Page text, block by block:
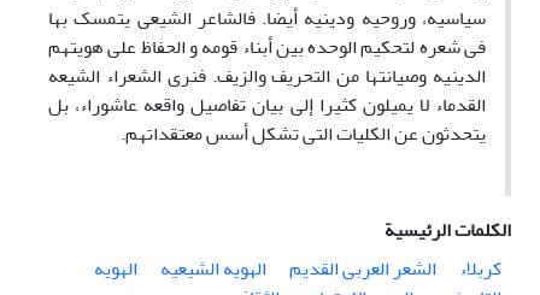
سیاسیه، وروحیه ودینیه أیضا. فالشاعر الشیعی یتمسک بها
فی شعره لتحکیم الوحده بین أبناء قومه و الحفاظ علی هویتهم
الدینیه وصیانتها‌ من التحریف والزیف. فنری الشعراء الشیعه
القدماء لا یمیلون کثیرا إلی بیان تفاصیل واقعه عاشوراء، بل
یتحدثون عن الکلیات التی تشکل أسس معتقداتهم.
الكلمات الرئيسية
کربلاء
الشعر العربی القدیم الهویه الشیعیه
الهویه